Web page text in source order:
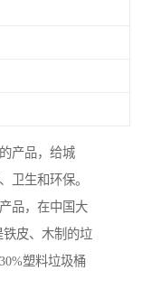
产品，给城
卫生和环保。
品，在中国大
铁皮、木制的垃
塑料垃圾桶